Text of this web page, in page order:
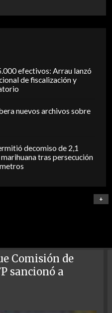
efectivos: Arrau lanzó
de fiscalización y
nuevos archivos sobre
decomiso de 2,1
tras persecución
+
Comisión de
sancionó a